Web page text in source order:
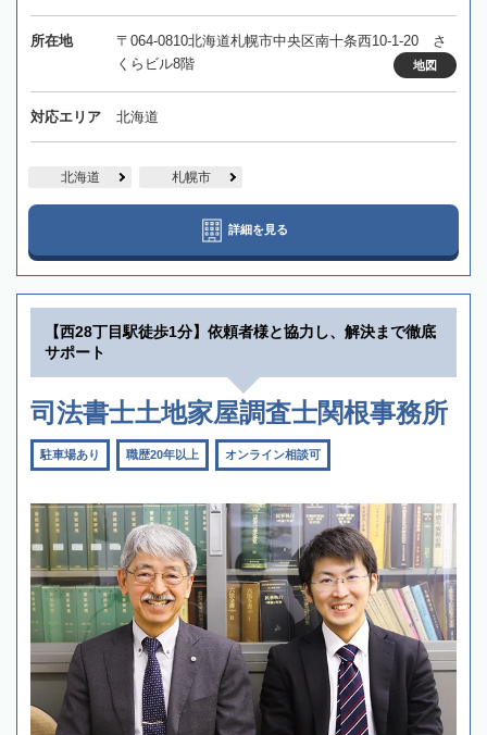
所在地
〒064-0810北海道札幌市中央区南十条西10-1-20 さ
くらビル8階
地図
対応エリア 北海道
北海道 札幌市
詳細を見る
【西28丁目駅徒歩1分】依頼者様と協力し、解決まで徹底
サポート
司法書士土地家屋調査士関根事務所
駐車場あり 職歴20年以上 オンライン相談可